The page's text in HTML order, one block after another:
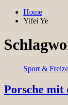
Home
Yifei Ye
Sport &
Porsche mit